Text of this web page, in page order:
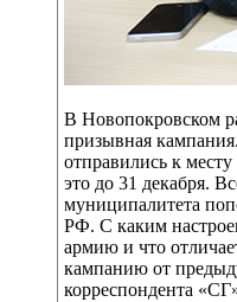
В Новопокровском
призывная
отправились к
это до 31 декабря.
муниципалитета
РФ. С каким
армию и что
кампанию от
корреспондента